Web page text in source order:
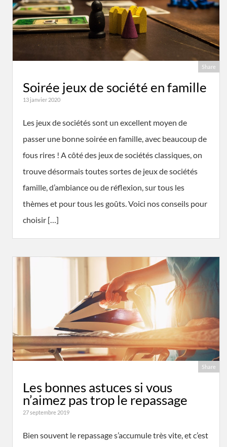
Share
Soirée jeux de société en famille
13 janvier 2020
Les jeux de sociétés sont un excellent moyen de
passer une bonne soirée en famille, avec beaucoup de
fous rires ! A côté des jeux de sociétés classiques, on
trouve désormais toutes sortes de jeux de sociétés
famille, d’ambiance ou de réflexion, sur tous les
thèmes et pour tous les goûts. Voici nos conseils pour
choisir […]
Share
Les bonnes astuces si vous
n’aimez pas trop le repassage
27 septembre 2019
Bien souvent le repassage s’accumule très vite, et c’est